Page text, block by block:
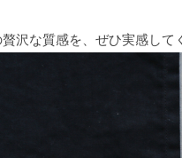
沢な質感を、ぜひ実感して